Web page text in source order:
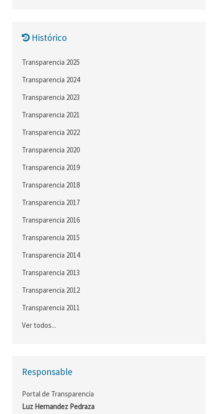
Histórico
Transparencia 2025
Transparencia 2024
Transparencia 2023
Transparencia 2021
Transparencia 2022
Transparencia 2020
Transparencia 2019
Transparencia 2018
Transparencia 2017
Transparencia 2016
Transparencia 2015
Transparencia 2014
Transparencia 2013
Transparencia 2012
Transparencia 2011
Ver todos...
Responsable
Portal de Transparencia
Luz Hernandez Pedraza